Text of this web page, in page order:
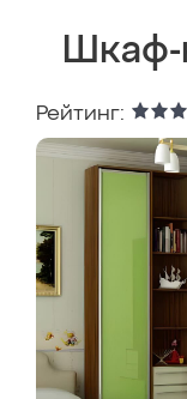
Шкаф-
Рейтинг: